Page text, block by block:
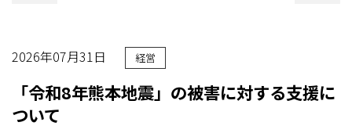
2026年07月31日 経営
「令和8年熊本地震」の被害に対する支援に
ついて